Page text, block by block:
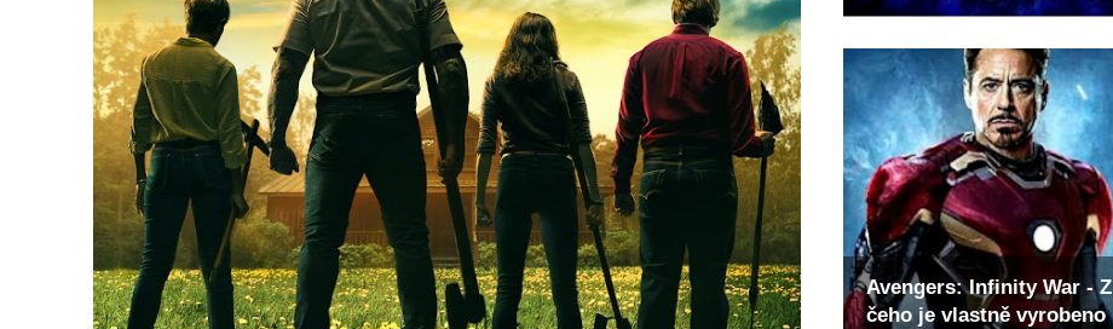
Avengers: Infinity War - Z
čeho je vlastně vyrobeno